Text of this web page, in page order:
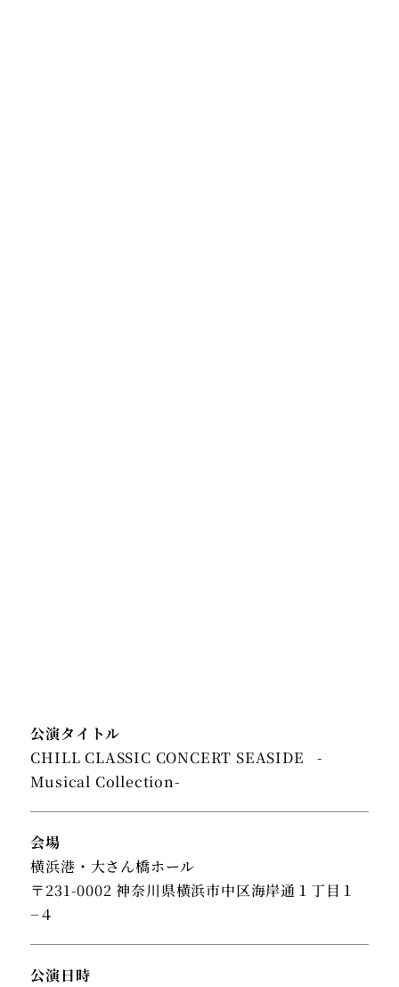
公演タイトル
CHILL CLASSIC CONCERT SEASIDE -
Musical Collection-
会場
横浜港・大さん橋ホール
〒231-0002 神奈川県横浜市中区海岸通１丁目１
−４
公演日時